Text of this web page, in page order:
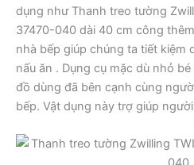
dụng như Thanh treo tường
37470-040 dài 40 cm công
nhà bếp giúp chúng ta tiết kiệm
nấu ăn . Dụng cụ mặc dù nhỏ
đồ dùng đã bên cạnh cùng
bếp. Vật dụng này trợ giúp